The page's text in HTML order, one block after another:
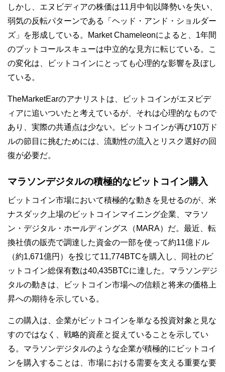
しかし、エヌビディアの株価は11月中旬以降勢いを失い、
弱気の反転パターンである「ヘッド・アンド・ショルダー
ズ」を形成している。Market Chameleonによると、1年間
のプットコールスキューは中立的な見方に転じている。こ
の変化は、ビットコインにとっても心理的な影響を及ぼし
ている。
TheMarketEarのアナリストは、ビットコインがエヌビデ
ィアに追いついたと考えているが、それは心理的なもので
あり、実際の共通点は少ない。ビットコインが再び10万ド
ルの節目に挑むためには、流動性の流入とリスク選好の回
復が必要だ。
マラソンデジタルの積極的なビットコイン購入
ビットコイン市場において積極的な動きを見せるのが、米
ナスダック上場のビットコインマイニング企業、マラソ
ン・デジタル・ホールディングス（MARA）だ。最近、転
換社債の販売で調達した資金の一部を使って約11億ドル
（約1,671億円）を投じて11,774BTCを購入し、同社のビ
ットコイン総保有数は40,435BTCに達した。マラソンデジ
タルの動きは、ビットコイン市場への信頼と将来の価格上
昇への期待を示している。
この購入は、企業がビットコインを単なる投資対象と見な
すのではなく、戦略的資産と捉えていることを示してい
る。マラソンデジタルのような企業が積極的にビットコイ
ンを購入することは、市場における需要を支える重要な要